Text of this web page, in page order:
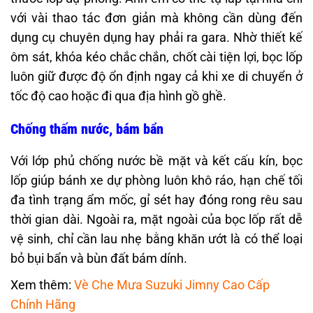
với vài thao tác đơn giản mà không cần dùng đến
dụng cụ chuyên dụng hay phải ra gara. Nhờ thiết kế
ôm sát, khóa kéo chắc chắn, chốt cài tiện lợi, bọc lốp
luôn giữ được độ ổn định ngay cả khi xe di chuyển ở
tốc độ cao hoặc đi qua địa hình gồ ghề.
Chống thấm nước, bám bẩn
Với lớp phủ chống nước bề mặt và kết cấu kín, bọc
lốp giúp bánh xe dự phòng luôn khô ráo, hạn chế tối
đa tình trạng ẩm mốc, gỉ sét hay đóng rong rêu sau
thời gian dài. Ngoài ra, mặt ngoài của bọc lốp rất dễ
vệ sinh, chỉ cần lau nhẹ bằng khăn ướt là có thể loại
bỏ bụi bẩn và bùn đất bám dính.
Xem thêm: Vè Che Mưa Suzuki Jimny Cao Cấp
Chính Hãng